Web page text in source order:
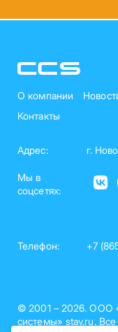
О компании
Контакты
Адрес: г.
Мы в
соцсетях:
Телефон: +7
© 2001 – 2026. ООО
системы» stav.ru.